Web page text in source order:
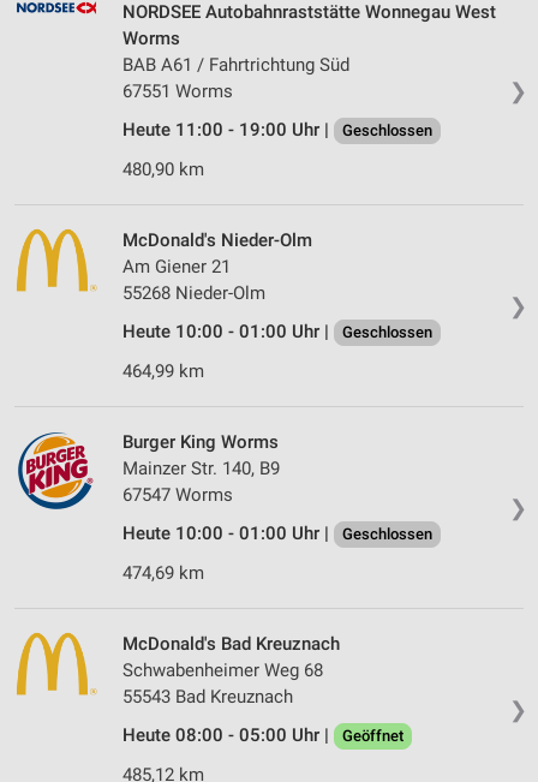
❯
NORDSEE Autobahnraststätte Wonnegau West
Worms
BAB A61 / Fahrtrichtung Süd
67551 Worms
Heute 11:00 - 19:00 Uhr |
Geschlossen
480,90 km
❯
McDonald's Nieder-Olm
Am Giener 21
55268 Nieder-Olm
Heute 10:00 - 01:00 Uhr |
Geschlossen
464,99 km
❯
Burger King Worms
Mainzer Str. 140, B9
67547 Worms
Heute 10:00 - 01:00 Uhr |
Geschlossen
474,69 km
❯
McDonald's Bad Kreuznach
Schwabenheimer Weg 68
55543 Bad Kreuznach
Heute 08:00 - 05:00 Uhr |
Geöffnet
485,12 km